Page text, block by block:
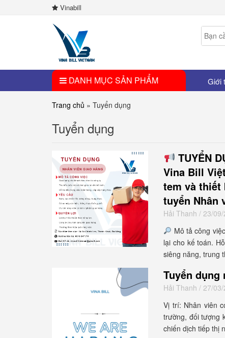
Vinabill
DANH MỤC SẢN PHẨM Giới
Trang chủ » Tuyển dụng
Tuyển dụng
TUYỂN
Vina Bill
tem và thiết
tuyển Nhân
Hải Thanh / 23/
Mô tả công
lại cho kế toán.
siêng năng, trung
Tuyển dụng
Hải Thanh / 27/
Vị trí: Nhân viên
trường, đối tượng
chiến dịch tiếp thị